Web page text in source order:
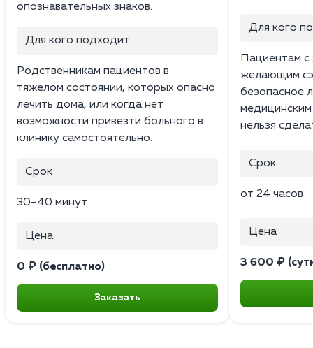
опознавательных знаков.
Для кого подходит
Родственникам пациентов в
тяжелом состоянии, которых опасно
лечить дома, или когда нет
возможности привезти больного в
клинику самостоятельно.
Срок
30–40 минут
Цена
0 ₽ (бесплатно)
Заказать
Для кого
Пациентам
желающим
безопасное
нельзя
Срок
от 24 часов
Цена
3 600 ₽